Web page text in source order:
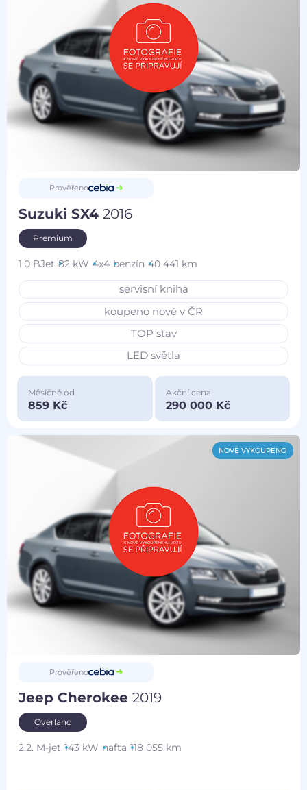
Prověřeno
Suzuki SX42016
Premium
1.0 BJet 82 kW 4x4 benzín 40 441 km
servisní kniha
koupeno nové v ČR
TOP stav
LED světla
Měsíčně od
859 Kč
Akční cena
290 000 Kč
NOVĚ VYKOUPENO
Prověřeno
Jeep Cherokee2019
Overland
2.2. M-jet 143 kW nafta 118 055 km